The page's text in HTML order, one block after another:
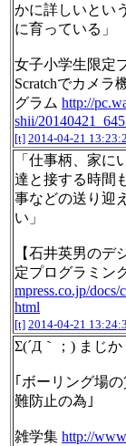
かに詳しいとい
に育っている」
女子小学生限定
Scratchでカメラ
グラム http://
shii/
[t] 2014-04-21
「仕事柄、家に
達と接する時間
事などの送り迎
い」
【石井英男のデ
定プログラミン
mpress.co.jp/
html
[t] 2014-04-21
Σ(´Д｀；) まじか
｢ボーリング場
難防止の為｣
雑学集 http://